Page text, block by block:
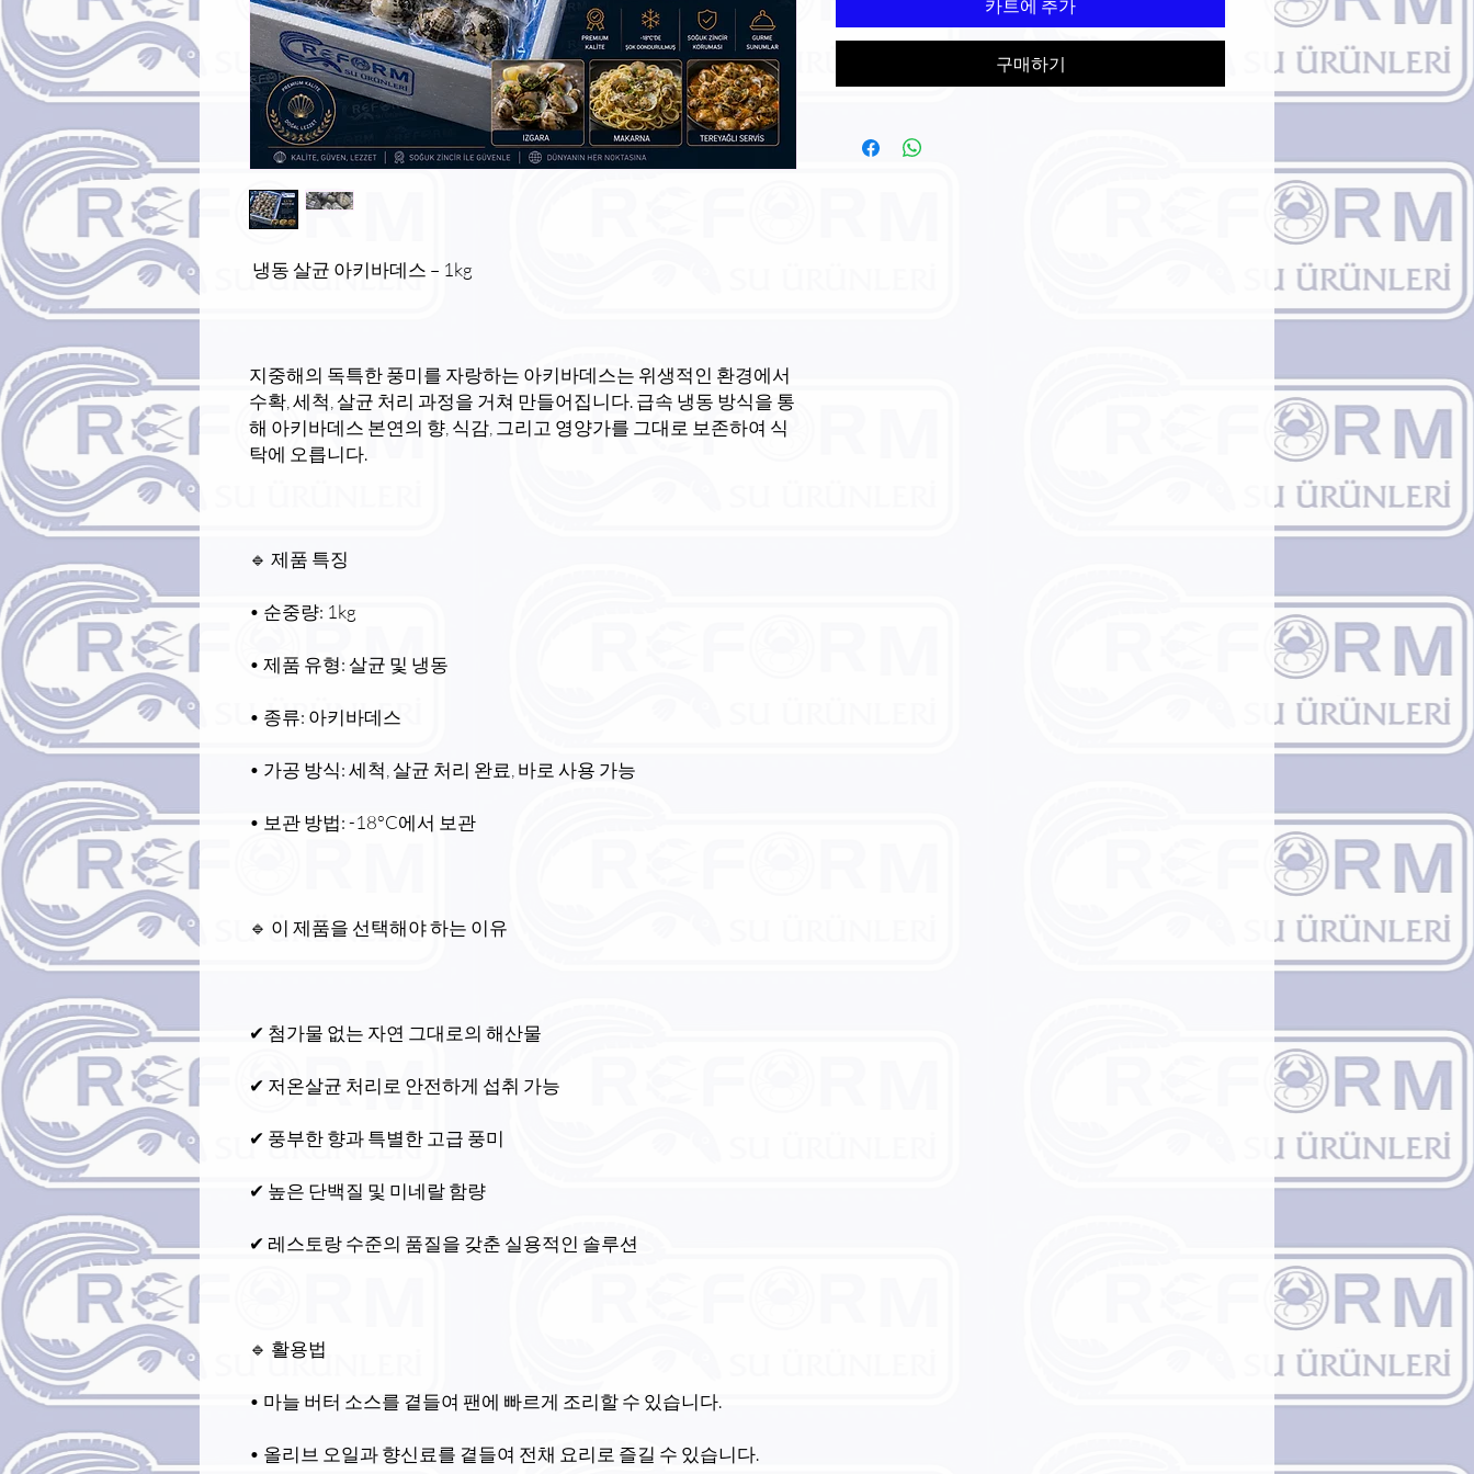
냉동 살균 아키바데스 – 1kg
지중해의 독특한 풍미를 자랑하는 아키바데스는 위생적인 ​​환경에서
수확, 세척, 살균 처리 과정을 거쳐 만들어집니다. 급속 냉동 방식을 통
해 아키바데스 본연의 향, 식감, 그리고 영양가를 그대로 보존하여 식
탁에 오릅니다.
🔹 제품 특징
• 순중량: 1kg
• 제품 유형: 살균 및 냉동
• 종류: 아키바데스
• 가공 방식: 세척, 살균 처리 완료, 바로 사용 가능
• 보관 방법: -18°C에서 보관
🔹 이 제품을 선택해야 하는 이유
✔ 첨가물 없는 자연 그대로의 해산물
✔ 저온살균 처리로 안전하게 섭취 가능
✔ 풍부한 향과 특별한 고급 풍미
✔ 높은 단백질 및 미네랄 함량
✔ 레스토랑 수준의 품질을 갖춘 실용적인 솔루션
🔹 활용법
• 마늘 버터 소스를 곁들여 팬에 빠르게 조리할 수 있습니다.
• 올리브 오일과 향신료를 곁들여 전채 요리로 즐길 수 있습니다.
카트에 추가
구매하기